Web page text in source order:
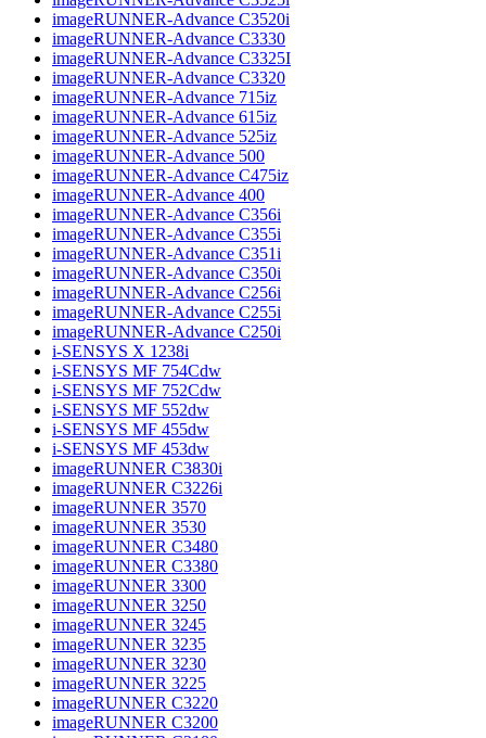
imageRUNNER-Advance C3520i
imageRUNNER-Advance C3330
imageRUNNER-Advance C3325I
imageRUNNER-Advance C3320
imageRUNNER-Advance 715iz
imageRUNNER-Advance 615iz
imageRUNNER-Advance 525iz
imageRUNNER-Advance 500
imageRUNNER-Advance C475iz
imageRUNNER-Advance 400
imageRUNNER-Advance C356i
imageRUNNER-Advance C355i
imageRUNNER-Advance C351i
imageRUNNER-Advance C350i
imageRUNNER-Advance C256i
imageRUNNER-Advance C255i
imageRUNNER-Advance C250i
i-SENSYS X 1238i
i-SENSYS MF 754Cdw
i-SENSYS MF 752Cdw
i-SENSYS MF 552dw
i-SENSYS MF 455dw
i-SENSYS MF 453dw
imageRUNNER C3830i
imageRUNNER C3226i
imageRUNNER 3570
imageRUNNER 3530
imageRUNNER C3480
imageRUNNER C3380
imageRUNNER 3300
imageRUNNER 3250
imageRUNNER 3245
imageRUNNER 3235
imageRUNNER 3230
imageRUNNER 3225
imageRUNNER C3220
imageRUNNER C3200